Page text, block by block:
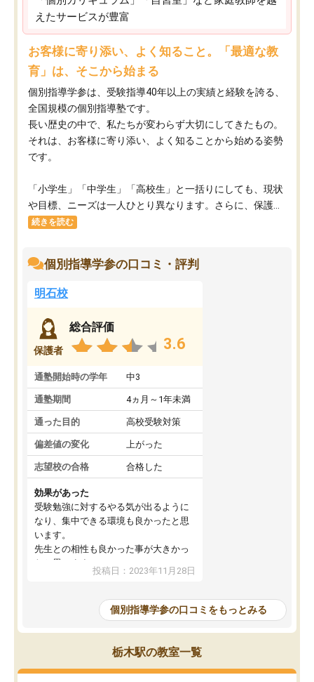
えたサービスが豊富
お客様に寄り添い、よく知ること。「最適な教
育」は、そこから始まる
個別指導学参は、受験指導40年以上の実績と経験を誇る、
全国規模の個別指導塾です。
長い歴史の中で、私たちが変わらず大切にしてきたもの。
それは、お客様に寄り添い、よく知ることから始める姿勢
です。
「小学生」「中学生」「高校生」と一括りにしても、現状
や目標、ニーズは一人ひとり異なります。さらに、保護...
続きを読む
個別指導学参の口コミ・評判
明石校
保護者
総合評価
3.6
通塾開始時の学年 中3
通塾期間 4ヵ月～1年未満
通った目的 高校受験対策
偏差値の変化 上がった
志望校の合格 合格した
効果があった
受験勉強に対するやる気が出るように
なり、集中できる環境も良かったと思
います。
先生との相性も良かった事が大きかっ
たと思います。
投稿日：2023年11月28日
個別指導学参の口コミをもっとみる
栃木駅の教室一覧